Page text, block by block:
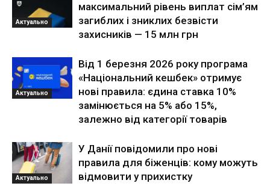
Актуально
максимальний рівень виплат сім’ям
загиблих і зниклих безвісти
захисників — 15 млн грн
Актуально
Від 1 березня 2026 року програма
«Національний кешбек» отримує
нові правила: єдина ставка 10%
замінюється на 5% або 15%,
залежно від категорії товарів
Актуально
У Данії повідомили про нові
правила для біженців: кому можуть
відмовити у прихистку